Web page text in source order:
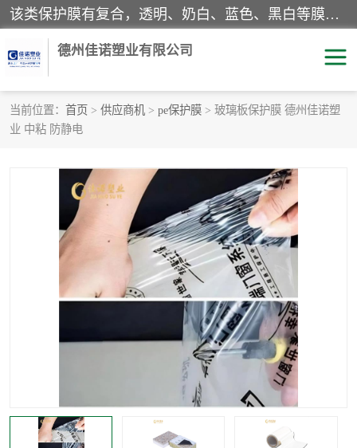
该类保护膜有复合，透明、奶白、蓝色、黑白等膜型。特高粘，高粘，中高粘，中粘，中低粘，低粘等。对于不同的粘力要求有相应的产品相适配。无胶渍残留污染。在较宽的收卷幅度下平整无皱纹，收卷长度大，利于机械化及自动化施工粘贴。为您的产品提供的表面保护解决方案。 产品广泛适用于：铝材、不锈钢、金属、塑料、电子、家电、家具、玻璃、化工材料、装饰材料等。
德州佳诺塑业有限公司
当前位置： 首页 > 供应商机 > pe保护膜 > 玻璃板保护膜 德州佳诺塑
业 中粘 防静电
pe保护膜
地毯保护膜 家具保护膜
拉伸缠绕膜 透明保护膜
黑白保护膜 乳白保护膜
明蓝保护膜 纯黑保护膜
彩钢板保护膜
两边上胶保护膜
窗缝阻风胶带 铝板保护膜